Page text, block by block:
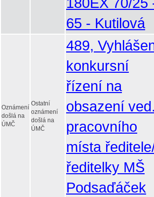
65 - Kutilová
Oznámení
došlá na
ÚMČ
Ostatní
oznámení
došlá na
ÚMČ
489,
konkursní
řízení na
obsazení ved.
pracovního
místa
ředitelky MŠ
Podsaďáček